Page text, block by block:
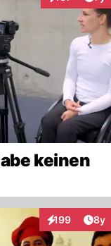
keinen
199
Interaktionen
8y